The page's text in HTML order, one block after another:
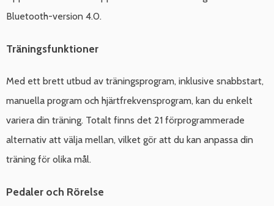
Bluetooth-version 4.0.
Träningsfunktioner
Med ett brett utbud av träningsprogram, inklusive snabbstart,
manuella program och hjärtfrekvensprogram, kan du enkelt
variera din träning. Totalt finns det 21 förprogrammerade
alternativ att välja mellan, vilket gör att du kan anpassa din
träning för olika mål.
Pedaler och Rörelse